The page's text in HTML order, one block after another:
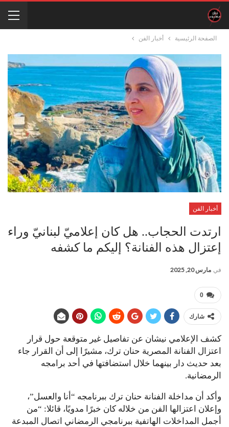
الصفحة الرئيسية أخبار الفن
أخبار الفن
ارتدت الحجاب.. هل كان إعلاميّ لبنانيّ وراء
إعتزال هذه الفنانة؟ إليكم ما كشفه
في مارس 20, 2025
0
شارك
كشف الإعلامي نيشان عن تفاصيل غير متوقعة حول قرار
اعتزال الفنانة المصرية حنان ترك، مشيرًا إلى أن القرار جاء
بعد حديث دار بينهما خلال استضافتها في أحد برامجه
الرمضانية.
وأكد أن مداخلة الفنانة حنان ترك ببرنامجه “أنا والعسل”،
وإعلان اعتزالها الفن من خلاله كان خبرًا مدويًا، قائلا: “من
أجمل المداخلات الهاتفية ببرنامجي الرمضاني اتصال المبدعة